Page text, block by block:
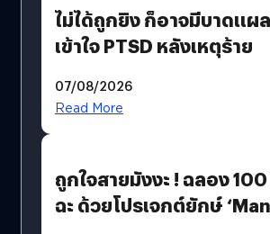
ไม่ได้ถูกยิง ก็อาจมีบาดแผล
เข้าใจ PTSD หลังเหตุร้าย
07/08/2026
Read More
ถูกใจสายมังงะ ! ฉลอง
ฉะ ด้วยโปรเจกต์ยักษ์